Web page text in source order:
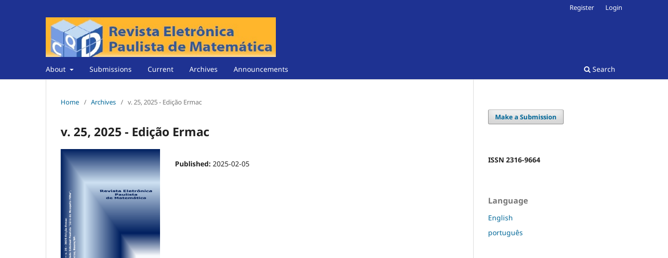
About Submissions Current Archives Announcements Search
Register Login
Home / Archives / v. 25, 2025 - Edição Ermac
v. 25, 2025 - Edição Ermac
Published: 2025-02-05
Make a Submission
ISSN 2316-9664
Language
English
português